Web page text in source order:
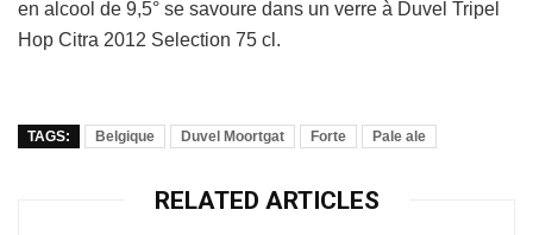
en alcool de 9,5° se savoure dans un verre à Duvel Tripel
Hop Citra 2012 Selection 75 cl.
TAGS: Belgique Duvel Moortgat Forte Pale ale
RELATED ARTICLES